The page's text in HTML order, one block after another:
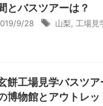
とバスツアーは？
9/28 山梨 工場見
餅工場見学バスツ
博物館とアウトレ